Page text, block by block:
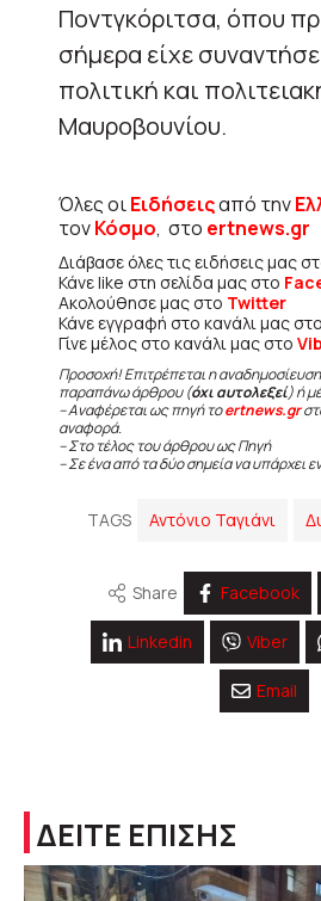
Ποντγκόριτσα, όπου
σήμερα είχε
πολιτική και
Μαυροβουνίου.
Όλες οιΕιδήσειςαπό την
τονΚόσμο, στο ertnews.gr
Διάβασε όλες τις ειδήσεις μας
Κάνε like στη σελίδα μας στο
Ακολούθησε μας στο Twitter
Κάνε εγγραφή στο κανάλι μας
Γίνε μέλος στο κανάλι μας στο
Προσοχή! Επιτρέπεται η
παραπάνω άρθρου (όχι αυτολεξεί) ή
– Αναφέρεται ως πηγή τοertnews.gr
αναφορά.
– Στο τέλος του άρθρου ως Πηγή
– Σε ένα από τα δύο σημεία να υπάρχει
TAGS Αντόνιο Ταγιάνι
Share Facebook
Linkedin Viber
Email
ΔΕΙΤΕ ΕΠΙΣΗΣ